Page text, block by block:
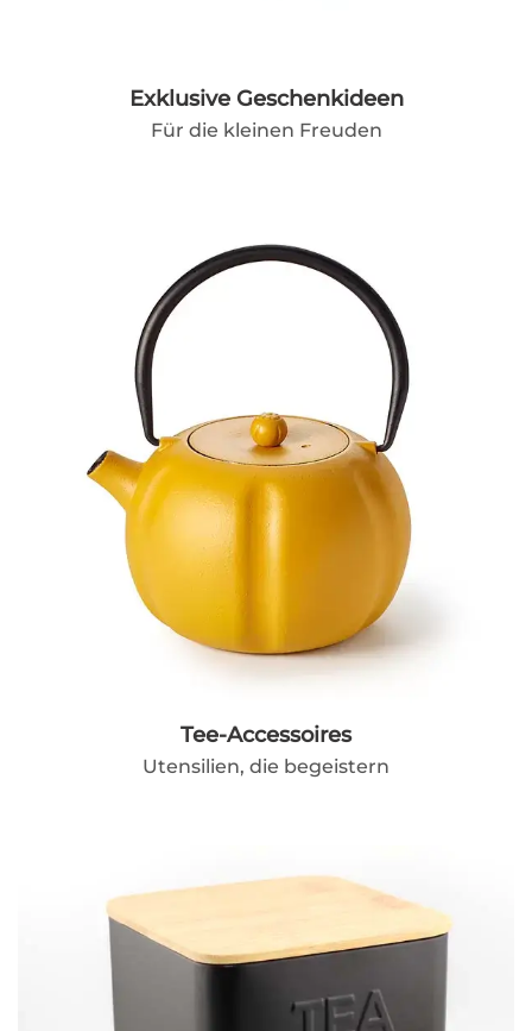
Exklusive Geschenkideen
Für die kleinen Freuden
Tee-Accessoires
Utensilien, die begeistern